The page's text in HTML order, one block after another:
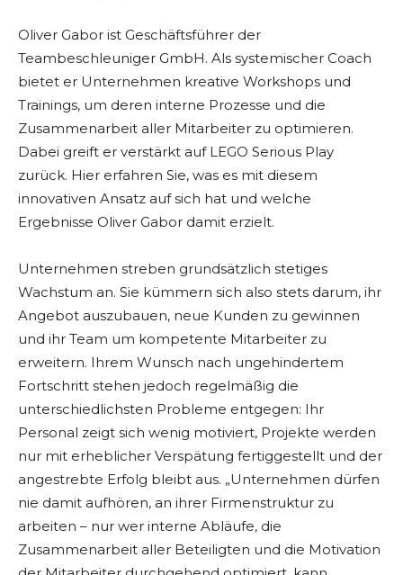
Oliver Gabor ist Geschäftsführer der
Teambeschleuniger GmbH. Als systemischer Coach
bietet er Unternehmen kreative Workshops und
Trainings, um deren interne Prozesse und die
Zusammenarbeit aller Mitarbeiter zu optimieren.
Dabei greift er verstärkt auf LEGO Serious Play
zurück. Hier erfahren Sie, was es mit diesem
innovativen Ansatz auf sich hat und welche
Ergebnisse Oliver Gabor damit erzielt.
Unternehmen streben grundsätzlich stetiges
Wachstum an. Sie kümmern sich also stets darum, ihr
Angebot auszubauen, neue Kunden zu gewinnen
und ihr Team um kompetente Mitarbeiter zu
erweitern. Ihrem Wunsch nach ungehindertem
Fortschritt stehen jedoch regelmäßig die
unterschiedlichsten Probleme entgegen: Ihr
Personal zeigt sich wenig motiviert, Projekte werden
nur mit erheblicher Verspätung fertiggestellt und der
angestrebte Erfolg bleibt aus. „Unternehmen dürfen
nie damit aufhören, an ihrer Firmenstruktur zu
arbeiten – nur wer interne Abläufe, die
Zusammenarbeit aller Beteiligten und die Motivation